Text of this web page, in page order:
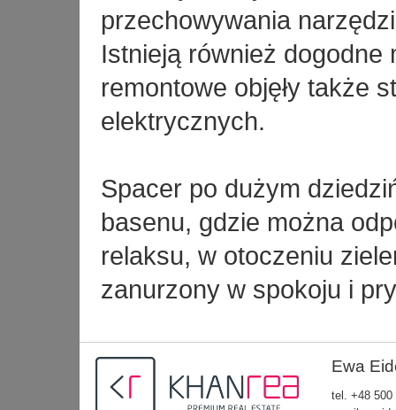
przechowywania
Istnieją również
remontowe objęły także
elektrycznych.
Spacer po dużym
basenu, gdzie można
relaksu, w otoczeniu
zanurzony w spokoju i
Ewa
tel.+48 500